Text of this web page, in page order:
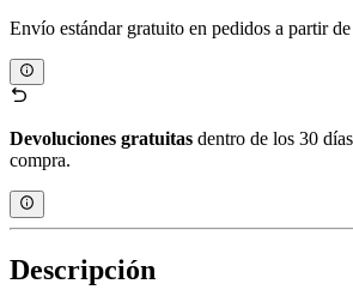
Envío estándar gratuito en pedidos a partir
Devoluciones gratuitas dentro de los 30
compra.
Descripción